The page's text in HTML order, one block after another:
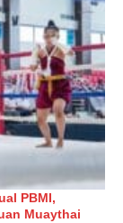
PBMI,
Muaythai